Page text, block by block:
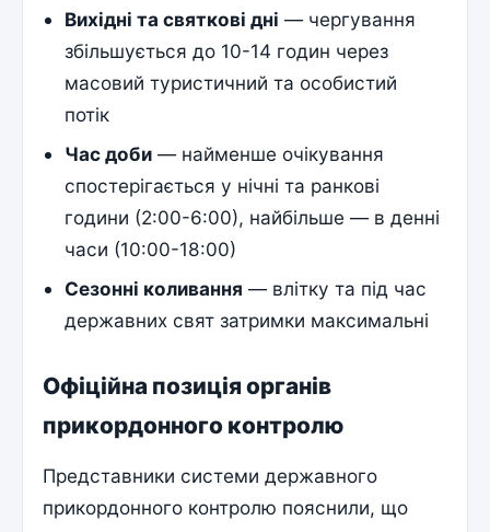
Вихідні та святкові дні — чергування
збільшується до 10-14 годин через
масовий туристичний та особистий
потік
Час доби — найменше очікування
спостерігається у нічні та ранкові
години (2:00-6:00), найбільше — в денні
часи (10:00-18:00)
Сезонні коливання — влітку та під час
державних свят затримки максимальні
Офіційна позиція органів
прикордонного контролю
Представники системи державного
прикордонного контролю пояснили, що